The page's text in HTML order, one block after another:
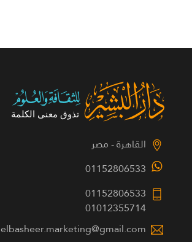
القاهرة - مصر
01152806533
01152806533
01012355714
elbasheer.marketing@gmail.com